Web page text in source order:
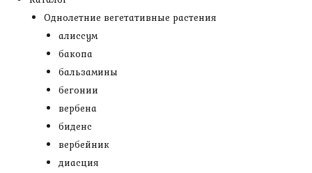
Однолетние вегетативные растения
алиссум
бакопа
бальзамины
бегонии
вербена
биденс
вербейник
диасция